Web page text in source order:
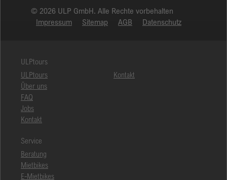
© 2026 ULP GmbH. Alle Rechte vorbehalten
Impressum
Sitemap AGB Datenschutz
ULPtours
ULPtours
Über uns
FAQ
Jobs
Kontakt
Kontakt
Service
Beratung
Mietbikes
E-Mietbikes